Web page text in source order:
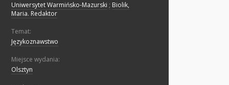
Uniwersytet Warmińsko-Mazurski ; Biolik,
Maria. Redaktor
Temat:
Językoznawstwo
Miejsce wydania:
Olsztyn